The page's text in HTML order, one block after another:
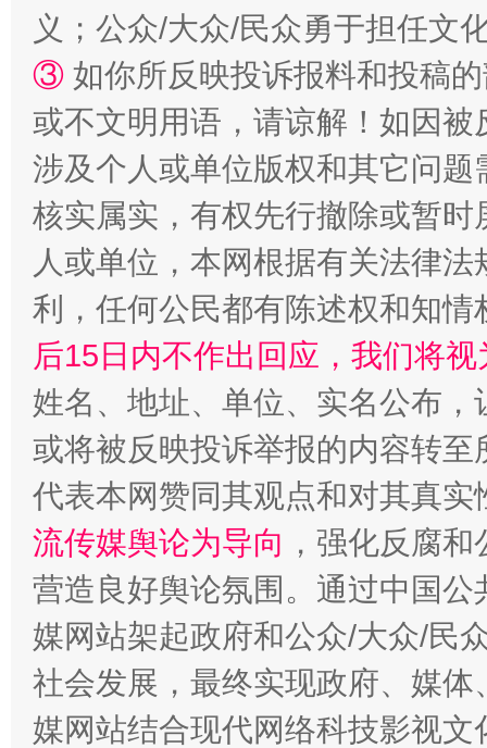
网上购药对药下症？
这是一记警钟！ 谢
义；公众/大众/民众勇于担任文
③ 如你所反映投诉报料和投稿
或不文明用语，请谅解！如因
涉及个人或单位版权和其它问题
核实属实，有权先行撤除或暂
人或单位，本网根据有关法律
利，任何公民都有陈述权和知情
后15日内不作出回应，我们将
姓名、地址、单位、实名公布
或将被反映投诉举报的内容转
代表本网赞同其观点和对其真实
流传媒舆论为导向 ，强化反腐
营造良好舆论氛围。通过中国
媒网站架起政府和公众/大众/民
社会发展，最终实现政府、媒
媒网站结合现代网络科技影视